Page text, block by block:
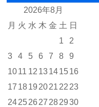
2026年8月
月 火 水 木 金 土 日
1
2
3
4 5 6 7 8
9
1011 12 13141516
17 1819 2021 22 23
242526 27 2829 30